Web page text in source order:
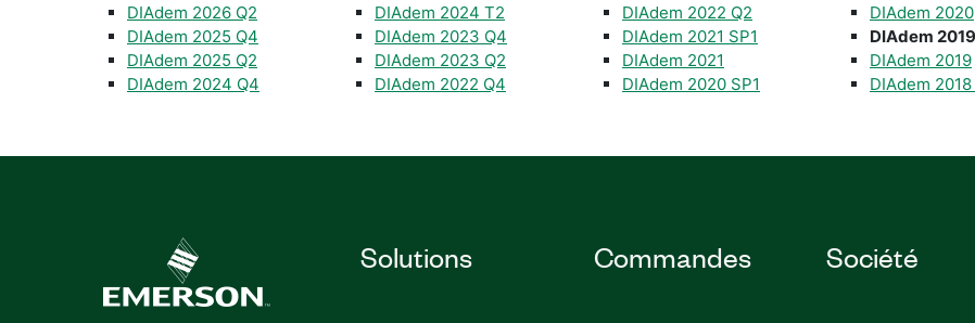
DIAdem 2026 Q2
DIAdem 2025 Q4
DIAdem 2025 Q2
DIAdem 2024 Q4
DIAdem 2024 T2
DIAdem 2023 Q4
DIAdem 2023 Q2
DIAdem 2022 Q4
DIAdem 2022 Q2
DIAdem 2021 SP1
DIAdem 2021
DIAdem 2020 SP1
DIAdem 2020
DIAdem
DIAdem 2019
DIAdem 2018
Solutions Commandes Société